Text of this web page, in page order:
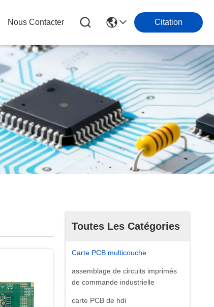
Nous Contacter Citation
Toutes Les Catégories
Carte PCB multicouche
assemblage de circuits imprimés
de commande industrielle
carte PCB de hdi